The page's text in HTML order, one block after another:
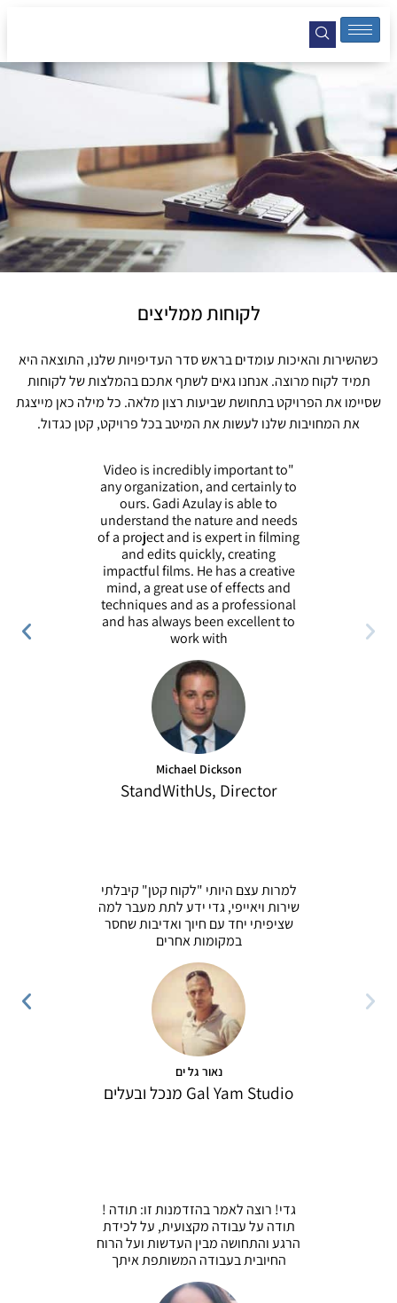
לקוחות ממליצים
כשהשירות והאיכות עומדים בראש סדר העדיפויות שלנו, התוצאה היא
תמיד לקוח מרוצה. אנחנו גאים לשתף אתכם בהמלצות של לקוחות
שסיימו את הפרויקט בתחושת שביעות רצון מלאה. כל מילה כאן מייצגת
את המחויבות שלנו לעשות את המיטב בכל פרויקט, קטן כגדול.
"Video is incredibly important to
any organization, and certainly to
ours. Gadi Azulay is able to
understand the nature and needs
of a project and is expert in filming
and edits quickly, creating
impactful films. He has a creative
mind, a great use of effects and
techniques and as a professional
and has always been excellent to
work with
Michael Dickson
StandWithUs, Director
למרות עצם היותי "לקוח קטן" קיבלתי
שירות ויאייפי, גדי ידע לתת מעבר למה
שציפיתי יחד עם חיוך ואדיבות שחסר
במקומות אחרים
נאור גל ים
Gal Yam Studio מנכל ובעלים
גדי! רוצה לאמר בהזדמנות זו: תודה !
תודה על עבודה מקצועית, על לכידת
הרגע והתחושה מבין העדשות ועל הרוח
החיובית בעבודה המשותפת איתך